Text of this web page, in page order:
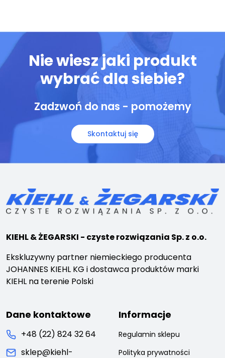
Nie wiesz jaki produkt
wybrać dla siebie?
Zadzwoń do nas - pomożemy
Skontaktuj się
KIEHL & ŻEGARSKI - czyste rozwiązania Sp. z o.o.
Ekskluzywny partner niemieckiego producenta
JOHANNES KIEHL KG i dostawca produktów marki
KIEHL na terenie Polski
Dane kontaktowe
+48 (22) 824 32 64
sklep@kiehl-
Informacje
Regulamin sklepu
Polityka prywatności